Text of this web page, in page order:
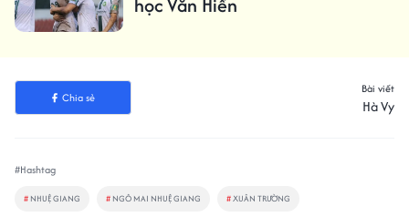
Chia sẻ
Bài viết
Hà Vy
#Hashtag
# NHUỆ GIANG # NGÔ MAI NHUỆ GIANG #XUÂN TRƯỜNG